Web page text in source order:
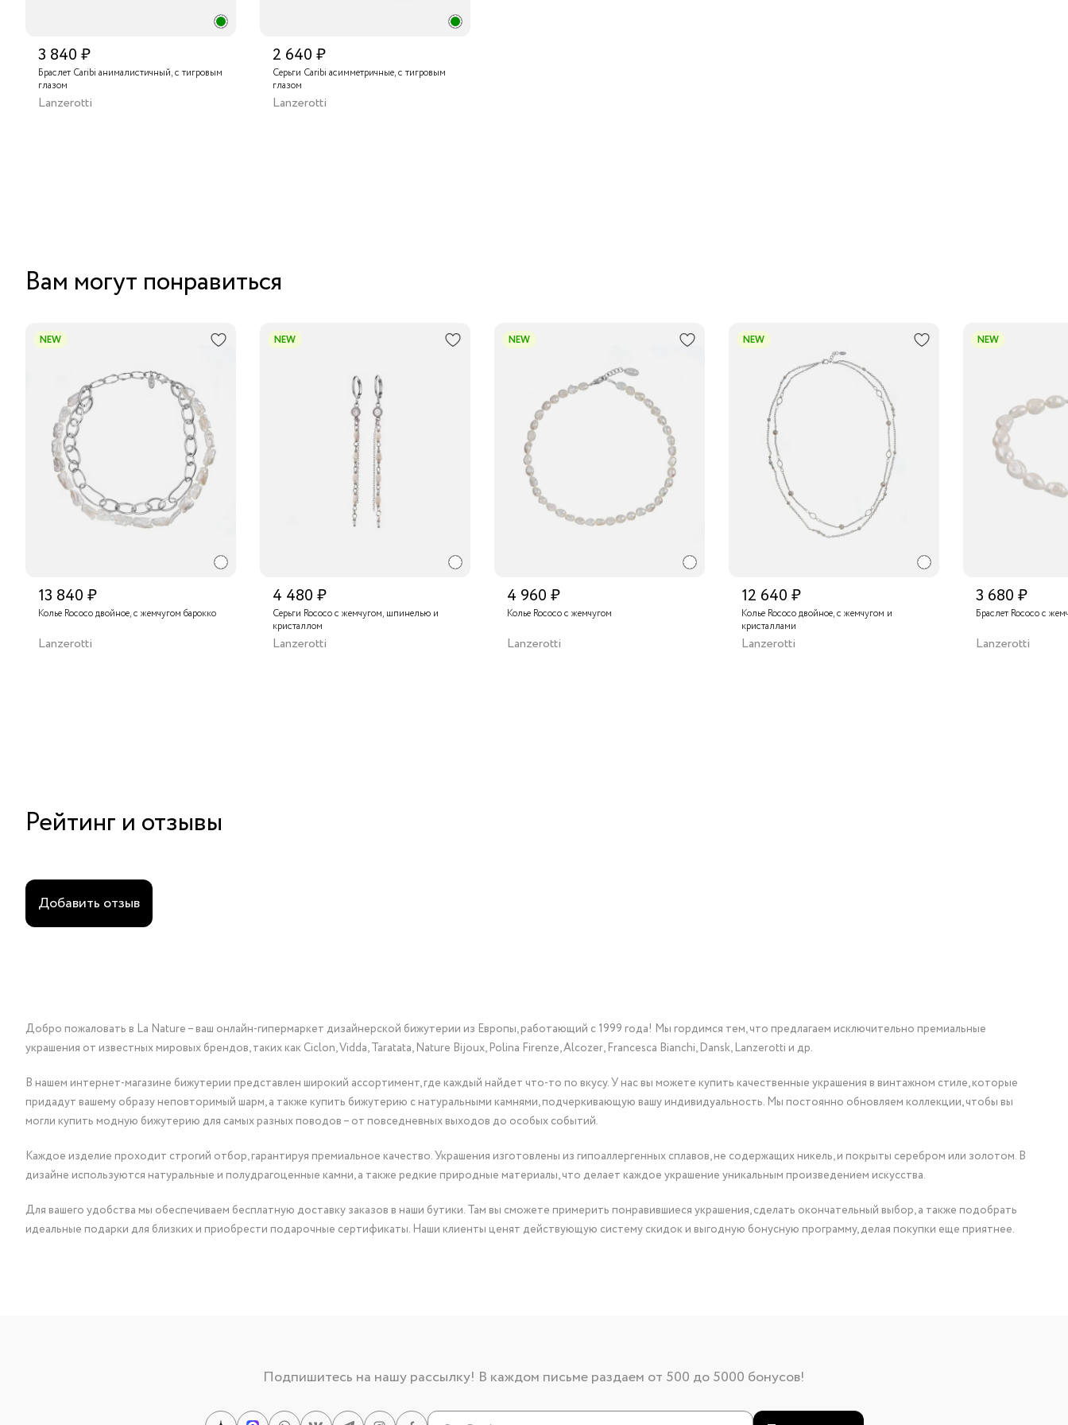
3 840 ₽
Браслет Caribi анималистичный, с тигровым
глазом
Lanzerotti
2 640 ₽
Серьги Caribi асимметричные, с тигровым
глазом
Lanzerotti
Вам могут понравиться
NEW
13 840 ₽
Колье Rococo двойное, с жемчугом барокко
Lanzerotti
NEW
4 480 ₽
Серьги Rococo с жемчугом, шпинелью и
кристаллом
Lanzerotti
NEW
4 960 ₽
Колье Rococo с жемчугом
Lanzerotti
NEW
12 640 ₽
Колье Rococo двойное, с жемчугом и
кристаллами
Lanzerotti
NEW
3 680 ₽
Браслет Rococo с
Lanzerotti
Рейтинг и отзывы
Добавить отзыв
Добро пожаловать в La Nature – ваш онлайн-гипермаркет дизайнерской бижутерии из Европы, работающий с 1999 года! Мы гордимся тем, что предлагаем исключительно премиальные
украшения от известных мировых брендов, таких как Ciclon, Vidda, Taratata, Nature Bijoux, Polina Firenze, Alcozer, Francesca Bianchi, Dansk, Lanzerotti и др.
В нашем интернет-магазине бижутерии представлен широкий ассортимент, где каждый найдет что-то по вкусу. У нас вы можете купить качественные украшения в винтажном стиле, которые
придадут вашему образу неповторимый шарм, а также купить бижутерию с натуральными камнями, подчеркивающую вашу индивидуальность. Мы постоянно обновляем коллекции, чтобы вы
могли купить модную бижутерию для самых разных поводов – от повседневных выходов до особых событий.
Каждое изделие проходит строгий отбор, гарантируя премиальное качество. Украшения изготовлены из гипоаллергенных сплавов, не содержащих никель, и покрыты серебром или золотом. В
дизайне используются натуральные и полудрагоценные камни, а также редкие природные материалы, что делает каждое украшение уникальным произведением искусства.
Для вашего удобства мы обеспечиваем бесплатную доставку заказов в наши бутики. Там вы сможете примерить понравившиеся украшения, сделать окончательный выбор, а также подобрать
идеальные подарки для близких и приобрести подарочные сертификаты. Наши клиенты ценят действующую систему скидок и выгодную бонусную программу, делая покупки еще приятнее.
Подпишитесь на нашу рассылку! В каждом письме раздаем от 500 до 5000 бонусов!